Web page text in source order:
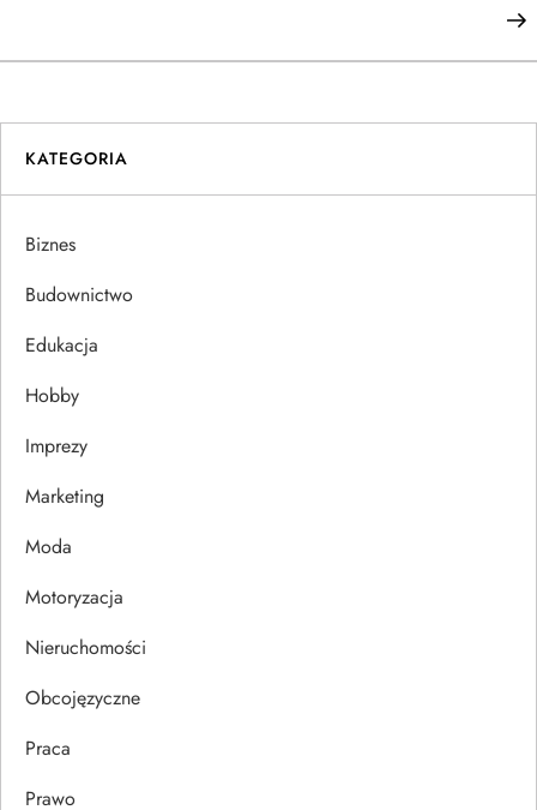
w
i
g
a
c
a
w
p
u
KATEGORIA
Biznes
Budownictwo
Edukacja
Hobby
Imprezy
Marketing
Moda
Motoryzacja
Nieruchomości
Obcojęzyczne
Praca
Prawo